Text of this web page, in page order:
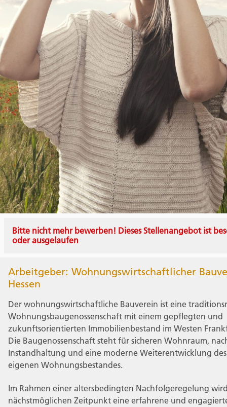
Bitte nicht mehr bewerben! Dieses Stellenangebot ist
oder ausgelaufen
Arbeitgeber: Wohnungswirtschaftlicher
Hessen
Der wohnungswirtschaftliche Bauverein ist eine
Wohnungsbaugenossenschaft mit einem gepflegten und
zukunftsorientierten Immobilienbestand im Westen
Die Baugenossenschaft steht für sicheren Wohnraum,
Instandhaltung und eine moderne Weiterentwicklung des
eigenen Wohnungsbestandes.
Im Rahmen einer altersbedingten Nachfolgeregelung
nächstmöglichen Zeitpunkt eine erfahrene und